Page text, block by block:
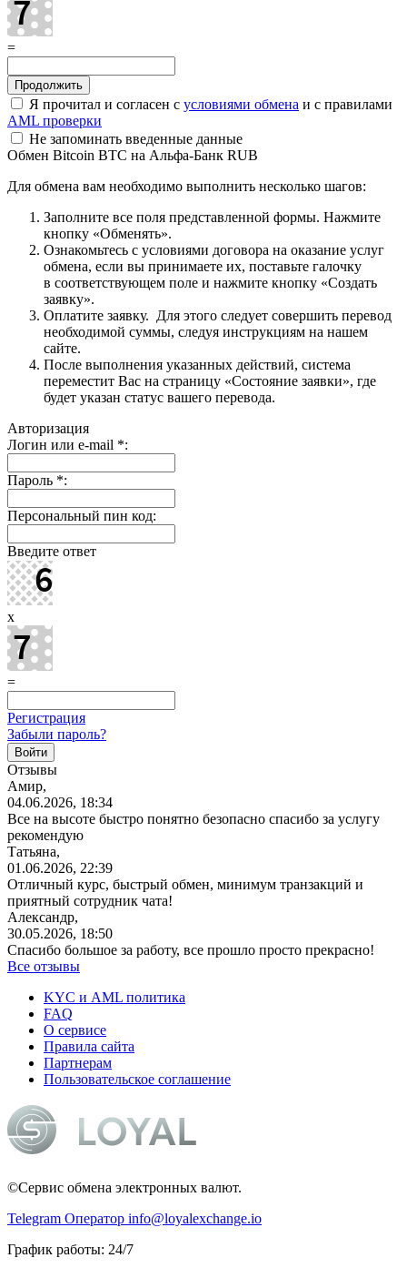
=
Я прочитал и согласен с условиями обмена и с правилами
AML проверки
Не запоминать введенные данные
Обмен Bitcoin BTC на Альфа-Банк RUB
Для обмена вам необходимо выполнить несколько шагов:
Заполните все поля представленной формы. Нажмите
кнопку «Обменять».
Ознакомьтесь с условиями договора на оказание услуг
обмена, если вы принимаете их, поставьте галочку
в соответствующем поле и нажмите кнопку «Создать
заявку».
Оплатите заявку. Для этого следует совершить перевод
необходимой суммы, следуя инструкциям на нашем
сайте.
После выполнения указанных действий, система
переместит Вас на страницу «Состояние заявки», где
будет указан статус вашего перевода.
Авторизация
Логин или e-mail *:
Пароль *:
Персональный пин код:
Введите ответ
x
=
Регистрация
Забыли пароль?
Отзывы
Амир,
04.06.2026, 18:34
Все на высоте быстро понятно безопасно спасибо за услугу
рекомендую
Татьяна,
01.06.2026, 22:39
Отличный курс, быстрый обмен, минимум транзакций и
приятный сотрудник чата!
Александр,
30.05.2026, 18:50
Спасибо большое за работу, все прошло просто прекрасно!
Все отзывы
KYC и AML политика
FAQ
О сервисе
Правила сайта
Партнерам
Пользовательское соглашение
©Сервис обмена электронных валют.
Telegram Оператор info@loyalexchange.io
График работы: 24/7